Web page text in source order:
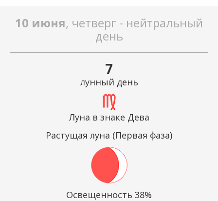
10 июня, четверг - нейтральный
день
7
лунный день
Луна в знаке Дева
Растущая луна (Первая фаза)
Освещенность 38%